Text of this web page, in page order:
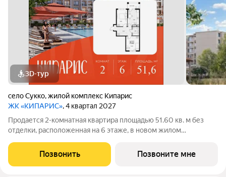
3D-тур
село Сукко,жилой комплекс Кипарис
ЖК «КИПАРИС», 4 квартал 2027
Продается 2-комнатная квартира площадью 51.60 кв. м без
отделки, расположенная на 6 этаже, в новом жилом
окруженный реликтовыми лесами и живописным рельефом
гор. Адрес жилого комплекса
Позвонить Позвоните мне